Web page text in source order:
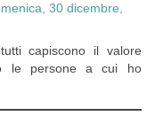
30 dicembre,
capiscono il valore
le persone a cui ho